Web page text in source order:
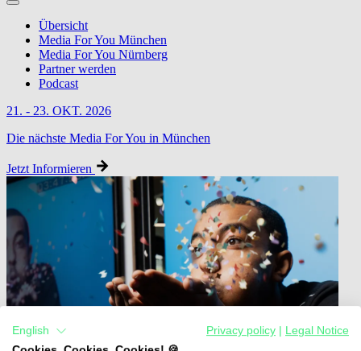
Übersicht
Media For You München
Media For You Nürnberg
Partner werden
Podcast
21. - 23. OKT. 2026
Die nächste Media For You in München
Jetzt Informieren
English Privacy policy
Legal Notice